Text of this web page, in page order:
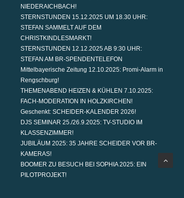
NIEDERAICHBACH!
STERNSTUNDEN 15.12.2025 UM 18.30 UHR:
STEFAN SAMMELT AUF DEM
CHRISTKINDLESMARKT!
STERNSTUNDEN 12.12.2025 AB 9:30 UHR:
STEFAN AM BR-SPENDENTELEFON
Mittelbayerische Zeitung 12.10.2025: Promi-Alarm in
Rengschburg!
THEMENABEND HEIZEN & KÜHLEN 7.10.2025:
FACH-MODERATION IN HOLZKIRCHEN!
Geschenkt: SCHEIDER-KALENDER 2026!
DJS SEMINAR 25./26.9.2025: TV-STUDIO IM
KLASSENZIMMER!
JUBILÄUM 2025: 35 JAHRE SCHEIDER VOR BR-
KAMERAS!
BOOMER ZU BESUCH BEI SOPHIA 2025: EIN
PILOTPROJEKT!